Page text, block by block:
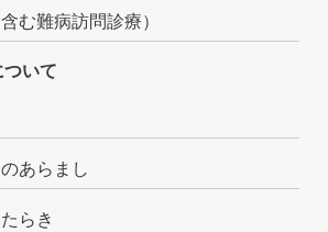
む難病訪問診療）
いて
あらまし
らき